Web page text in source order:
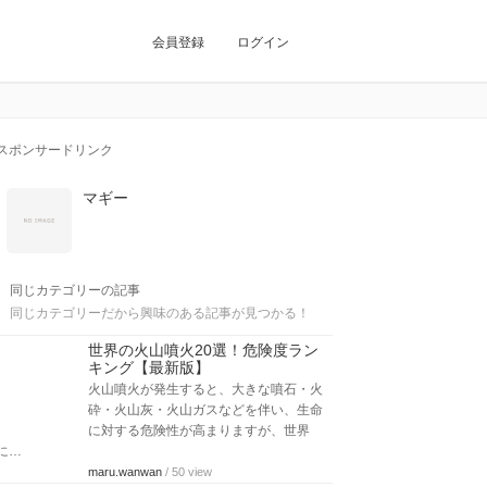
会員登録 ログイン
ポンサードリンク
マギー
同じカテゴリーの記事
同じカテゴリーだから興味のある記事が見つかる！
世界の火山噴火20選！危険度ラン
キング【最新版】
火山噴火が発生すると、大きな噴石・火
砕・火山灰・火山ガスなどを伴い、生命
に対する危険性が高まりますが、世界
…
maru.wanwan / 50 view